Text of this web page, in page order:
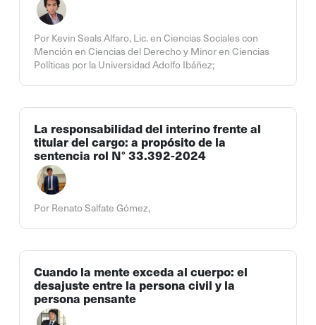
Por Kevin Seals Alfaro, Lic. en Ciencias Sociales con
Mención en Ciencias del Derecho y Minor en Ciencias
Políticas por la Universidad Adolfo Ibáñez;
La responsabilidad del interino frente al
titular del cargo: a propósito de la
sentencia rol N° 33.392-2024
Por Renato Salfate Gómez,
Cuando la mente exceda al cuerpo: el
desajuste entre la persona civil y la
persona pensante